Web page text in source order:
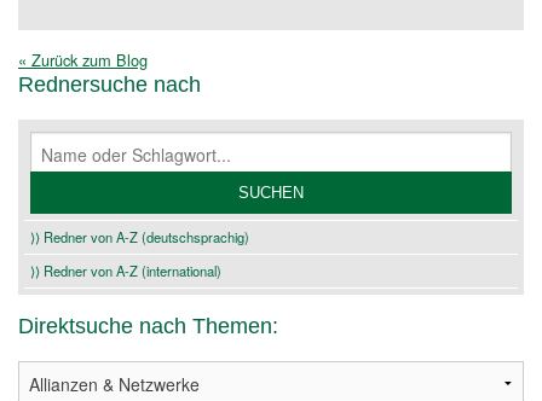
« Zurück zum Blog
Rednersuche nach
⟩⟩ Redner von A-Z (deutschsprachig)
⟩⟩ Redner von A-Z (international)
Direktsuche nach Themen: